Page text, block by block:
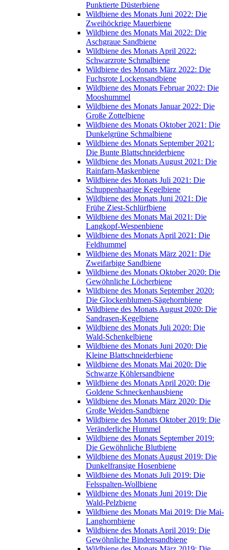
Punktierte Düsterbiene
Wildbiene des Monats Juni 2022: Die
Zweihöckrige Mauerbiene
Wildbiene des Monats Mai 2022: Die
Aschgraue Sandbiene
Wildbiene des Monats April 2022:
Schwarzrote Schmalbiene
Wildbiene des Monats März 2022: Die
Fuchsrote Lockensandbiene
Wildbiene des Monats Februar 2022: Die
Mooshummel
Wildbiene des Monats Januar 2022: Die
Große Zottelbiene
Wildbiene des Monats Oktober 2021: Die
Dunkelgrüne Schmalbiene
Wildbiene des Monats September 2021:
Die Bunte Blattschneiderbiene
Wildbiene des Monats August 2021: Die
Rainfarn-Maskenbiene
Wildbiene des Monats Juli 2021: Die
Schuppenhaarige Kegelbiene
Wildbiene des Monats Juni 2021: Die
Frühe Ziest-Schlürfbiene
Wildbiene des Monats Mai 2021: Die
Langkopf-Wespenbiene
Wildbiene des Monats April 2021: Die
Feldhummel
Wildbiene des Monats März 2021: Die
Zweifarbige Sandbiene
Wildbiene des Monats Oktober 2020: Die
Gewöhnliche Löcherbiene
Wildbiene des Monats September 2020:
Die Glockenblumen-Sägehornbiene
Wildbiene des Monats August 2020: Die
Sandrasen-Kegelbiene
Wildbiene des Monats Juli 2020: Die
Wald-Schenkelbiene
Wildbiene des Monats Juni 2020: Die
Kleine Blattschneiderbiene
Wildbiene des Monats Mai 2020: Die
Schwarze Köhlersandbiene
Wildbiene des Monats April 2020: Die
Goldene Schneckenhausbiene
Wildbiene des Monats März 2020: Die
Große Weiden-Sandbiene
Wildbiene des Monats Oktober 2019: Die
Veränderliche Hummel
Wildbiene des Monats September 2019:
Die Gewöhnliche Blutbiene
Wildbiene des Monats August 2019: Die
Dunkelfransige Hosenbiene
Wildbiene des Monats Juli 2019: Die
Felsspalten-Wollbiene
Wildbiene des Monats Juni 2019: Die
Wald-Pelzbiene
Wildbiene des Monats Mai 2019: Die Mai-
Langhornbiene
Wildbiene des Monats April 2019: Die
Gewöhnliche Bindensandbiene